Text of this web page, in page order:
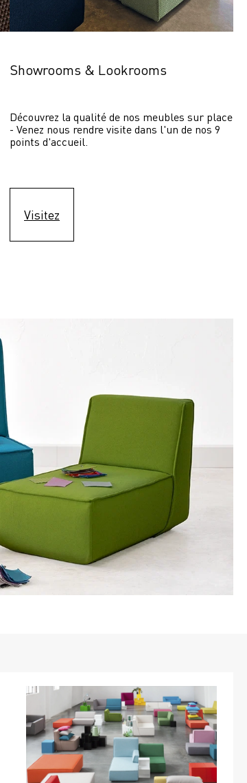
Showrooms & Lookrooms
Découvrez la qualité de nos meubles sur place
- Venez nous rendre visite dans l'un de nos 9
points d'accueil.
Visitez